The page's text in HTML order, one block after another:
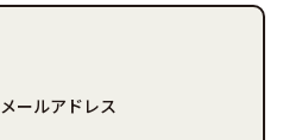
メールアドレス